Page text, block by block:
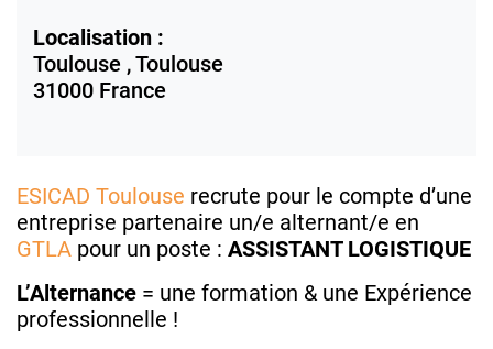
Localisation :
Toulouse ,Toulouse
31000 France
ESICAD Toulouse recrute pour le compte d’une
entreprise partenaire un/e alternant/e en
GTLA pour un poste : ASSISTANT LOGISTIQUE
L’Alternance = une formation & une Expérience
professionnelle !